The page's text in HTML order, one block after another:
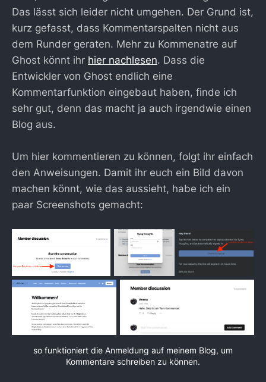
Das lässt sich leider nicht umgehen. Der Grund ist,
kurz gefasst, dass Kommentarspalten nicht aus
dem Runder geraten. Mehr zu Kommenatre auf
Ghost könnt ihr hier nachlesen. Dass die
Entwickler von Ghost endlich eine
Kommentarfunktion eingebaut haben, finde ich
sehr gut, denn das macht ja auch irgendwie einen
Blog aus.
Um hier kommentieren zu können, folgt ihr einfach
den Anweisungen. Damit ihr euch ein Bild davon
machen könnt, wie das aussieht, habe ich ein
paar Screenshots gemacht:
so funktioniert die Anmeldung auf meinem Blog, um
Kommentare schreiben zu können.